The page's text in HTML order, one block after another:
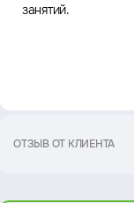
занятий.
ОТЗЫВ ОТ КЛИЕНТА